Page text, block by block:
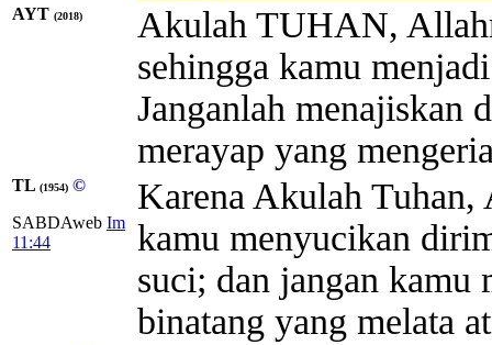
AYT (2018)
Akulah TUHAN,
sehingga kamu
Janganlah menajiskan
merayap yang
TL (1954) ©
SABDAweb Im
11:44
Karena Akulah Tuhan,
kamu menyucikan
suci; dan jangan kamu
binatang yang melata